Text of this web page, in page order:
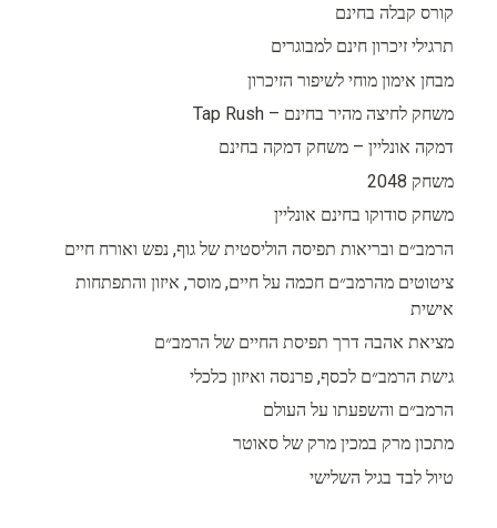
קורס קבלה בחינם
תרגילי זיכרון חינם למבוגרים
מבחן אימון מוחי לשיפור הזיכרון
משחק לחיצה מהיר בחינם – Tap Rush
דמקה אונליין – משחק דמקה בחינם
משחק 2048
משחק סודוקו בחינם אונליין
הרמב״ם ובריאות תפיסה הוליסטית של גוף, נפש ואורח חיים
ציטוטים מהרמב״ם חכמה על חיים, מוסר, איזון והתפתחות
אישית
מציאת אהבה דרך תפיסת החיים של הרמב״ם
גישת הרמב״ם לכסף, פרנסה ואיזון כלכלי
הרמב״ם והשפעתו על העולם
מתכון מרק במכין מרק של סאוטר
טיול לבד בגיל השלישי